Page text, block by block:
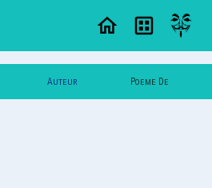
Auteur Poeme De